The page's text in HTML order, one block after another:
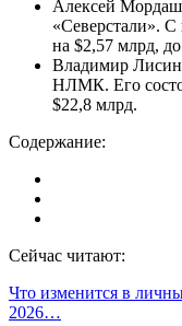
Алексей
«Северстали». С
на $2,57 млрд,
Владимир Лисин,
НЛМК. Его
$22,8 млрд.
Содержание:
Сейчас читают:
Что изменится в
2026…